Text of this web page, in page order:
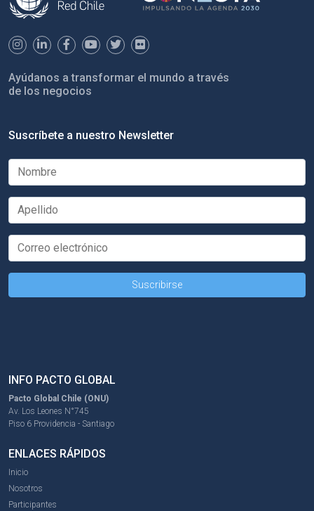
Ayúdanos a transformar el mundo a través
de los negocios
Suscríbete a nuestro Newsletter
INFO PACTO GLOBAL
Pacto Global Chile (ONU)
Av. Los Leones N°745
Piso 6 Providencia - Santiago
ENLACES RÁPIDOS
Inicio
Nosotros
Participantes